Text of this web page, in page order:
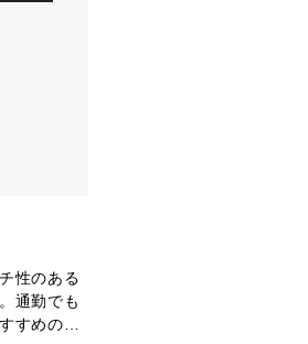
性のある
通勤でも
すめのア